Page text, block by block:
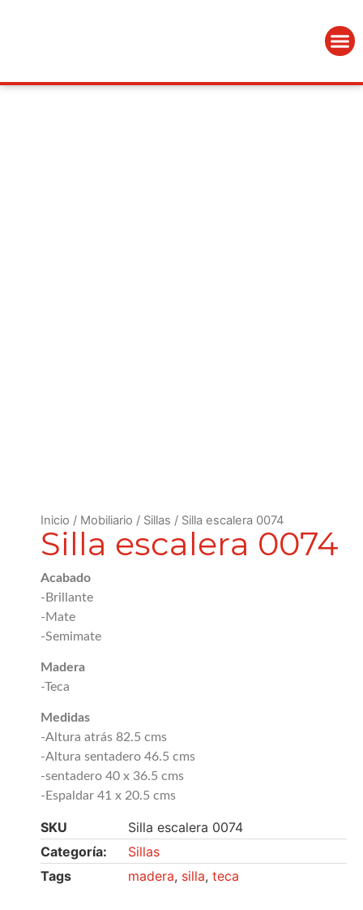
Inicio / Mobiliario / Sillas / Silla escalera 0074
Silla escalera 0074
Acabado
-Brillante
-Mate
-Semimate
Madera
-Teca
Medidas
-Altura atrás 82.5 cms
-Altura sentadero 46.5 cms
-sentadero 40 x 36.5 cms
-Espaldar 41 x 20.5 cms
SKU
Silla escalera 0074
Categoría:
Sillas
Tags
madera, silla, teca